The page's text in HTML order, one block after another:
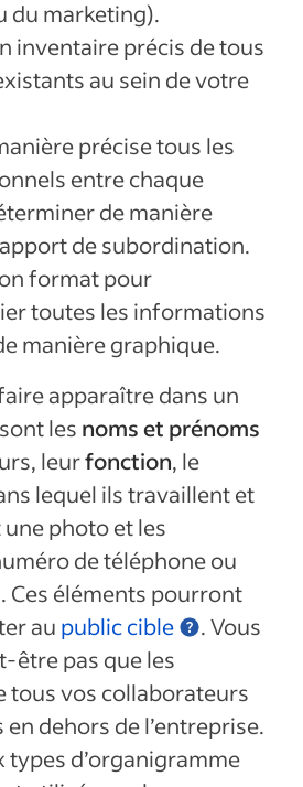
du marketing).
inventaire précis de tous
au sein de votre
précise tous les
entre chaque
de manière
de subordination.
format pour
toutes les informations
manière graphique.
apparaître dans un
les noms et prénoms
leurfonction, le
lequel ils travaillent et
photo et les
de téléphone ou
Ces éléments pourront
au public cible
. Vous
être pas que les
tous vos collaborateurs
dehors de l’entreprise.
d’organigramme